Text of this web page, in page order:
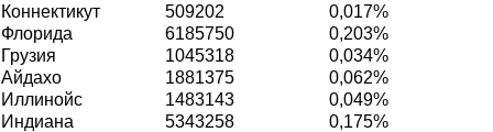
Коннектикут
509202
0,017%
Флорида
6185750
0,203%
Грузия
1045318
0,034%
Айдахо
1881375
0,062%
Иллинойс
1483143
0,049%
Индиана
5343258
0,175%